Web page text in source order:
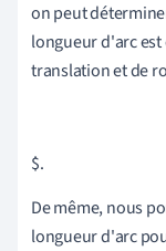
on peut
longueur d'arc
translation et de
$.
De même, nous
longueur d'arc